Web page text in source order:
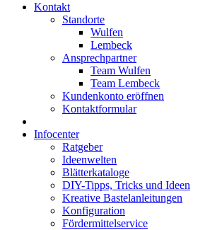
Kontakt
Standorte
Wulfen
Lembeck
Ansprechpartner
Team Wulfen
Team Lembeck
Kundenkonto eröffnen
Kontaktformular
Infocenter
Ratgeber
Ideenwelten
Blätterkataloge
DIY-Tipps, Tricks und Ideen
Kreative Bastelanleitungen
Konfiguration
Fördermittelservice